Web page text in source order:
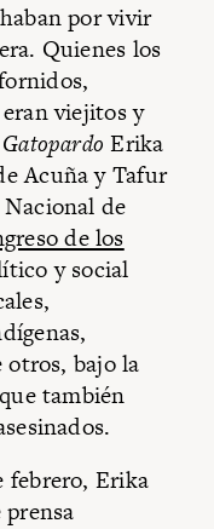
por vivir
Quienes los
viejitos y
Gatopardo Erika
Acuña y Tafur
de
de los
y social
bajo la
también
febrero, Erika